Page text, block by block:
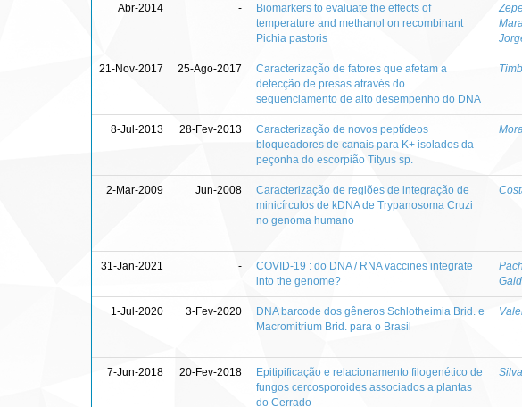
Abr-2014 -
Biomarkers to evaluate the effects of
temperature and methanol on recombinant
Pichia pastoris
21-Nov-2017 25-Ago-2017
Caracterização de fatores que afetam a
detecção de presas através do
sequenciamento de alto desempenho do DNA
8-Jul-2013 28-Fev-2013
Caracterização de novos peptídeos
bloqueadores de canais para K+ isolados da
peçonha do escorpião Tityus sp.
2-Mar-2009 Jun-2008
Caracterização de regiões de integração de
minicírculos de kDNA de Trypanosoma Cruzi
no genoma humano
31-Jan-2021 -
COVID-19 : do DNA / RNA vaccines integrate
into the genome?
1-Jul-2020 3-Fev-2020
DNA barcode dos gêneros Schlotheimia Brid. e
Macromitrium Brid. para o Brasil
7-Jun-2018 20-Fev-2018
Epitipificação e relacionamento filogenético de
fungos cercosporoides associados a plantas
do Cerrado